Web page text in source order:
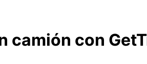
camión con